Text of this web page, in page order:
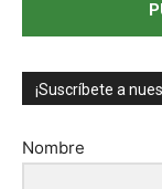
¡Suscríbete a
Nombre